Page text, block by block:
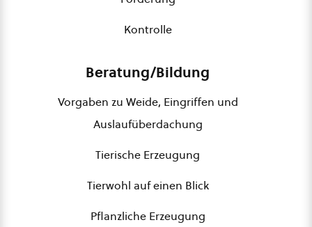
Kontrolle
Beratung/Bildung
Vorgaben zu Weide, Eingriffen und
Auslaufüberdachung
Tierische Erzeugung
Tierwohl auf einen Blick
Pflanzliche Erzeugung